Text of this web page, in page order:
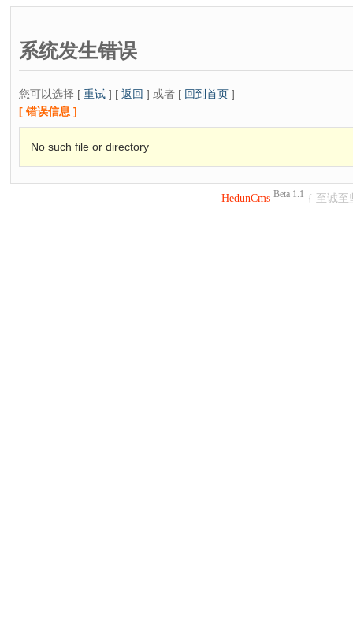
系统发生错误
您可以选择 [ 重试 ] [ 返回 ] 或者 [ 回到首页 ]
[ 错误信息 ]
No such file or directory
HedunCms Beta 1.1 { 至诚至